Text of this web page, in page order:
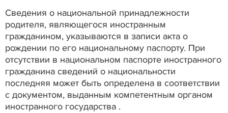
Сведения о национальной принадлежности
родителя, являющегося иностранным
гражданином, указываются в записи акта о
рождении по его национальному паспорту. При
отсутствии в национальном паспорте иностранного
гражданина сведений о национальности
последняя может быть определена в соответствии
с документом, выданным компетентным органом
иностранного государства .